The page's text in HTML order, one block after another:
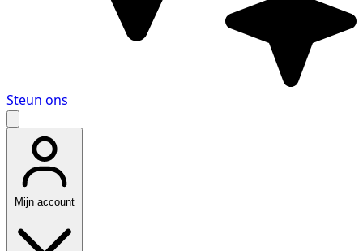
Steun ons
Mijn account